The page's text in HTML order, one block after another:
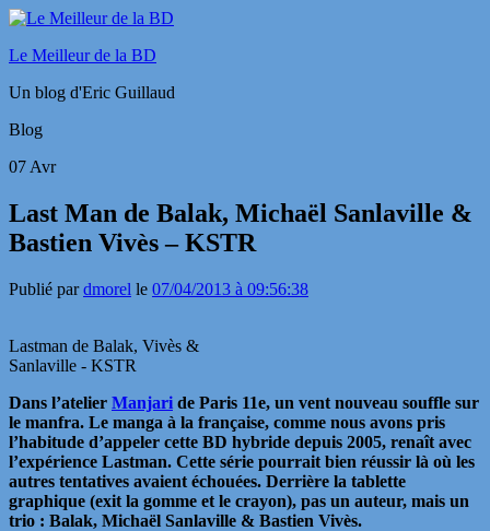
Le Meilleur de la BD
Un blog d'Eric Guillaud
Blog
07 Avr
Last Man de Balak, Michaël Sanlaville &
Bastien Vivès – KSTR
Publié pardmorel le 07/04/2013 à 09:56:38
Lastman de Balak, Vivès &
Sanlaville - KSTR
Dans l’atelier Manjari de Paris 11e, un vent nouveau souffle sur
le manfra. Le manga à la française, comme nous avons pris
l’habitude d’appeler cette BD hybride depuis 2005, renaît avec
l’expérience Lastman. Cette série pourrait bien réussir là où les
autres tentatives avaient échouées. Derrière la tablette
graphique (exit la gomme et le crayon), pas un auteur, mais un
trio : Balak, Michaël Sanlaville & Bastien Vivès.